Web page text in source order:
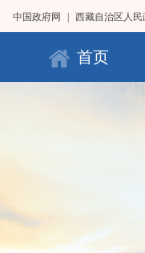
中国政府网 西藏自治区人民
首页